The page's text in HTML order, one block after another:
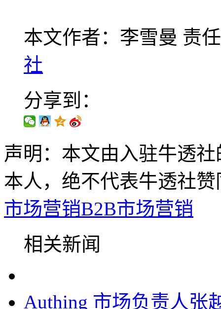
本文作者：李雪曼 责
社
分享到：
声明：本文由入驻牛透
本人，绝不代表牛透社
市场营销B2B市场营销
相关新闻
Authing 市场负责人张